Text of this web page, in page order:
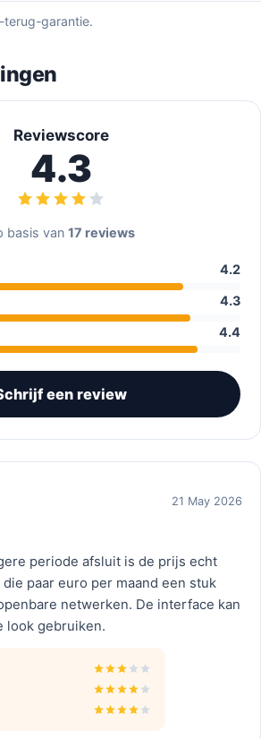
terug-garantie.
Reviewscore
4.3
basis van 17 reviews
4.2
4.3
4.4
een review
21 May 2026
periode afsluit is de prijs echt
paar euro per maand een stuk
netwerken. De interface kan
look gebruiken.